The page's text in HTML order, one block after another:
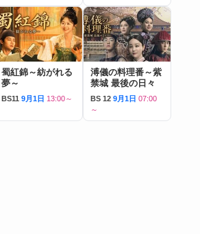
蜀紅錦～紡がれる
夢～
BS11 9月1日 13:00～
溥儀の料理番～紫
禁城 最後の日々
BS 12 9月1日 07:00
～